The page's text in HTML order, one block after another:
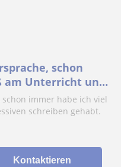
schon
am Unterricht und
gehabtimmer habe ich viel
schreiben gehabt.
Kontaktieren